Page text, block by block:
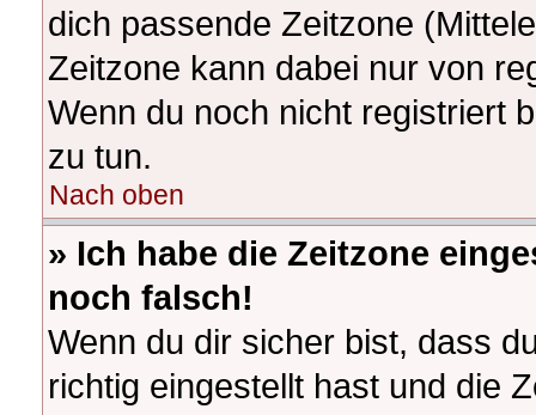
dich passende Zeitzone
Zeitzone kann dabei nur von
Wenn du noch nicht registriert
zu tun.
Nach oben
» Ich habe die Zeitzone
noch falsch!
Wenn du dir sicher bist, dass
richtig eingestellt hast und die